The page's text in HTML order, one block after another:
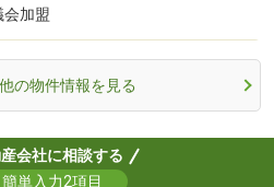
会加盟
の物件情報を見る
会社に相談する
単入力2項目